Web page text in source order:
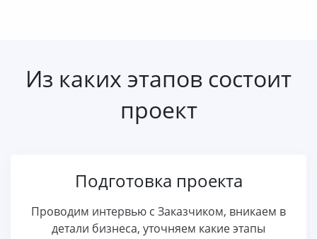
Из каких этапов состоит
проект
Подготовка проекта
Проводим интервью с Заказчиком, вникаем в
детали бизнеса, уточняем какие этапы